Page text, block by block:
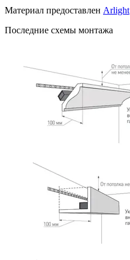
Материал предоставлен Arlight
Последние схемы монтажа